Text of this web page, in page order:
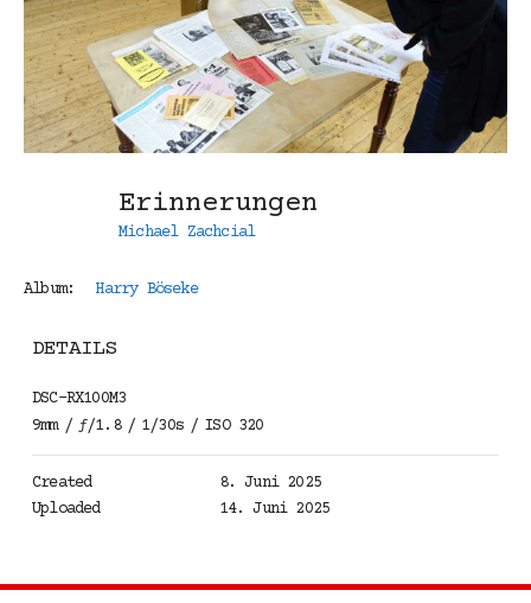
Erinnerungen
Michael Zachcial
Album: Harry Böseke
DETAILS
DSC-RX100M3
9mm / ƒ/1.8 / 1/30s / ISO 320
Created
8. Juni 2025
Uploaded
14. Juni 2025